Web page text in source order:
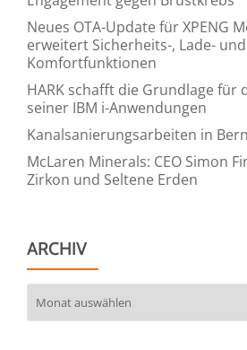
Neues OTA-Update für XPENG
erweitert Sicherheits-, Lade- und
Komfortfunktionen
HARK schafft die Grundlage für
seiner IBM i-Anwendungen
Kanalsanierungsarbeiten in
McLaren Minerals: CEO Simon
Zirkon und Seltene Erden
ARCHIV